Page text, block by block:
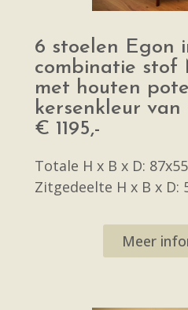
6 stoelen Egon
combinatie stof
met houten
kersenkleur van
€ 1195,-
Totale H x B x D:
Zitgedeelte H x B x D:
Meer